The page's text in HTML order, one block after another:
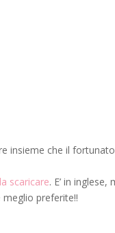
insieme che il fortunato
scaricare. E’ in inglese,
preferite!!